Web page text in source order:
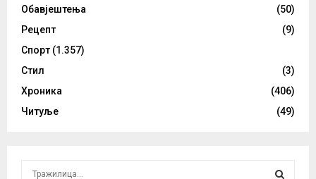
Обавјештења
(50)
Рецепт
(9)
Спорт (1.357)
Стил
(3)
Хроника
(406)
Читуље
(49)